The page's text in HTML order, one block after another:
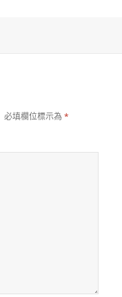
必填欄位標示為*